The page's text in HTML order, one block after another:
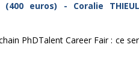
euros) - Coralie
PhDTalent Career Fair : ce